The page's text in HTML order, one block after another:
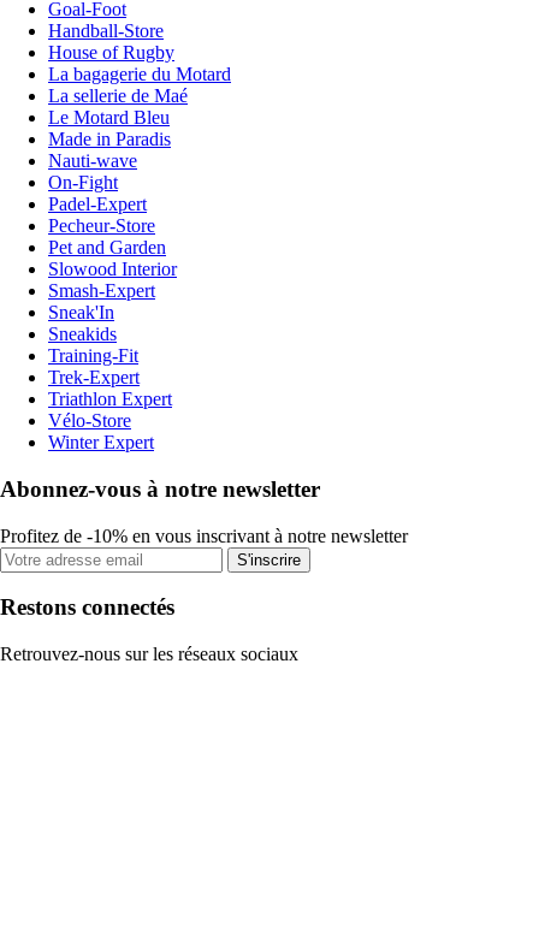
Goal-Foot
Handball-Store
House of Rugby
La bagagerie du Motard
La sellerie de Maé
Le Motard Bleu
Made in Paradis
Nauti-wave
On-Fight
Padel-Expert
Pecheur-Store
Pet and Garden
Slowood Interior
Smash-Expert
Sneak'In
Sneakids
Training-Fit
Trek-Expert
Triathlon Expert
Vélo-Store
Winter Expert
Abonnez-vous à notre newsletter
Profitez de -10% en vous inscrivant à notre newsletter
S'inscrire
Restons connectés
Retrouvez-nous sur les réseaux sociaux